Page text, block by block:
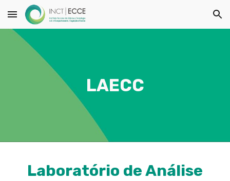
Skip to main content Skip to navigation
LAECC
Laboratório de Análise